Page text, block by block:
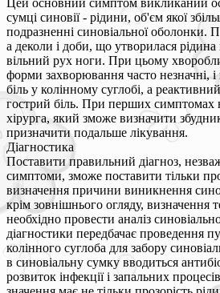
сумці синовії - рідини, об'єм якої
подразненні синовіальної оболонки.
а деколи і доби, що утворилася
вільний рух ноги. При цьому
форми захворювання часто незначні,
біль у колінному суглобі, а
гострий біль. При перших симптомах
хірурга, який зможе визначити
призначити подальше лікування.
Діагностика
Поставити правильний діагноз,
симптоми, зможе поставити тільки
визначення причини виникнення
крім зовнішнього огляду, визначення
необхідно провести аналіз
діагностики передбачає проведення
колінного суглоба для забору
в синовіальну сумку вводиться
розвиток інфекції і запальних